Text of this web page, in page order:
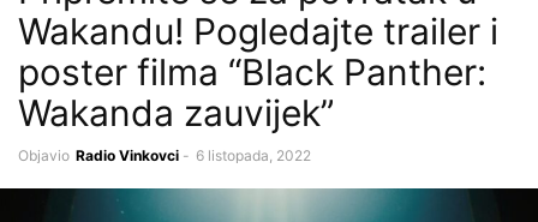
Wakandu! Pogledajte trailer i
poster filma “Black Panther:
Wakanda zauvijek”
Objavio Radio Vinkovci - 6 listopada, 2022